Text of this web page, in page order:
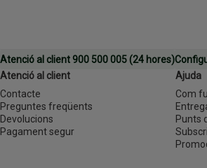
Atenció al client 900 500 005 (24 hores)
Atenció al client
Contacte
Preguntes freqüents
Devolucions
Pagament segur
Ajuda
Com
Punts